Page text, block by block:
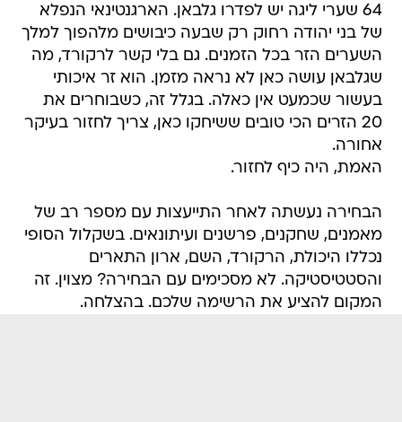
64 שערי ליגה יש לפדרו גלבאן. הארגנטינאי הנפלא
של בני יהודה רחוק רק שבעה כיבושים מלהפוך למלך
השערים הזר בכל הזמנים. גם בלי קשר לרקורד, מה
שגלבאן עושה כאן לא נראה מזמן. הוא זר איכותי
בעשור שכמעט אין כאלה. בגלל זה, כשבוחרים את
20 הזרים הכי טובים ששיחקו כאן, צריך לחזור בעיקר
אחורה.
האמת, היה כיף לחזור.
הבחירה נעשתה לאחר התייעצות עם מספר רב של
מאמנים, שחקנים, פרשנים ועיתונאים. בשקלול הסופי
נכללו היכולת, הרקורד, השם, ארון התארים
והסטטיסטיקה. לא מסכימים עם הבחירה? מצוין. זה
המקום להציע את הרשימה שלכם. בהצלחה.